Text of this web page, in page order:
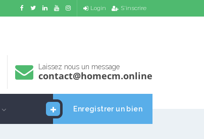
Login S'inscrire
Laissez nous un message
contact@homecm.online
Enregistrer un bien